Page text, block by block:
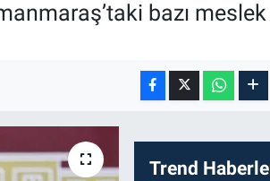
bazı meslek
Trend